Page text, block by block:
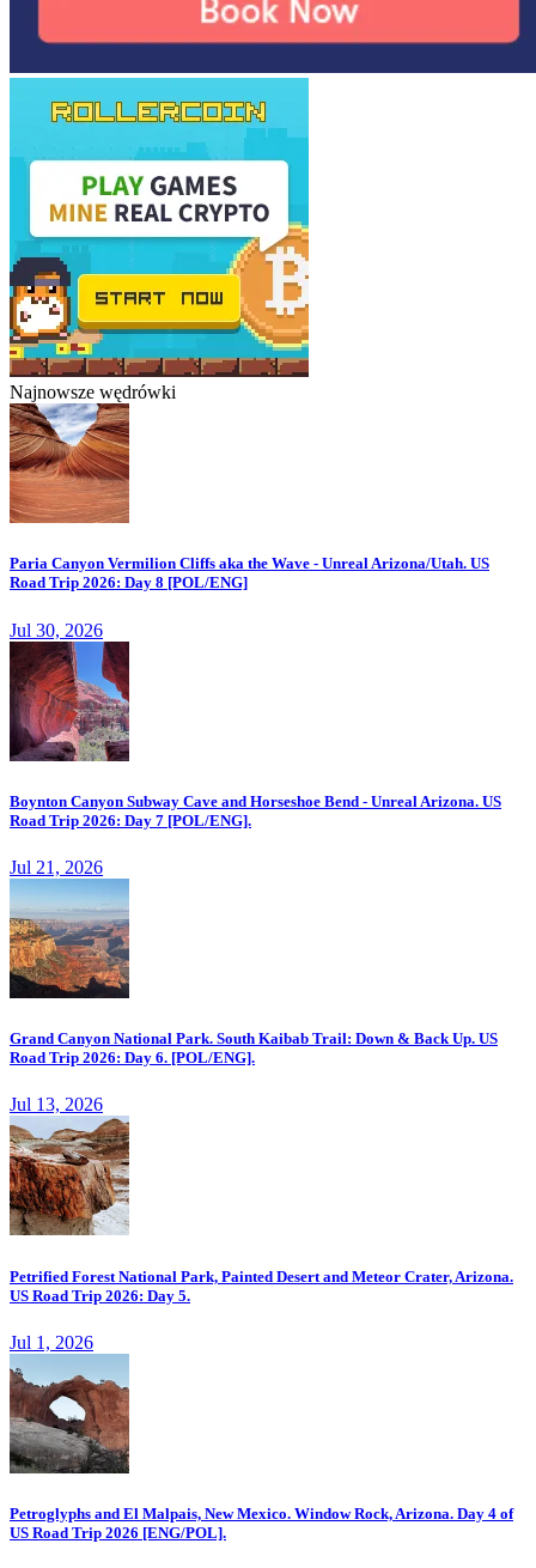
Najnowsze wędrówki
Paria Canyon Vermilion Cliffs aka the Wave - Unreal Arizona/Utah. US
Road Trip 2026: Day 8 [POL/ENG]
Jul 30, 2026
Boynton Canyon Subway Cave and Horseshoe Bend - Unreal Arizona. US
Road Trip 2026: Day 7 [POL/ENG].
Jul 21, 2026
Grand Canyon National Park. South Kaibab Trail: Down & Back Up. US
Road Trip 2026: Day 6. [POL/ENG].
Jul 13, 2026
Petrified Forest National Park, Painted Desert and Meteor Crater, Arizona.
US Road Trip 2026: Day 5.
Jul 1, 2026
Petroglyphs and El Malpais, New Mexico. Window Rock, Arizona. Day 4 of
US Road Trip 2026 [ENG/POL].